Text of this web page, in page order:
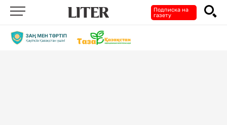
Подписка на
газету